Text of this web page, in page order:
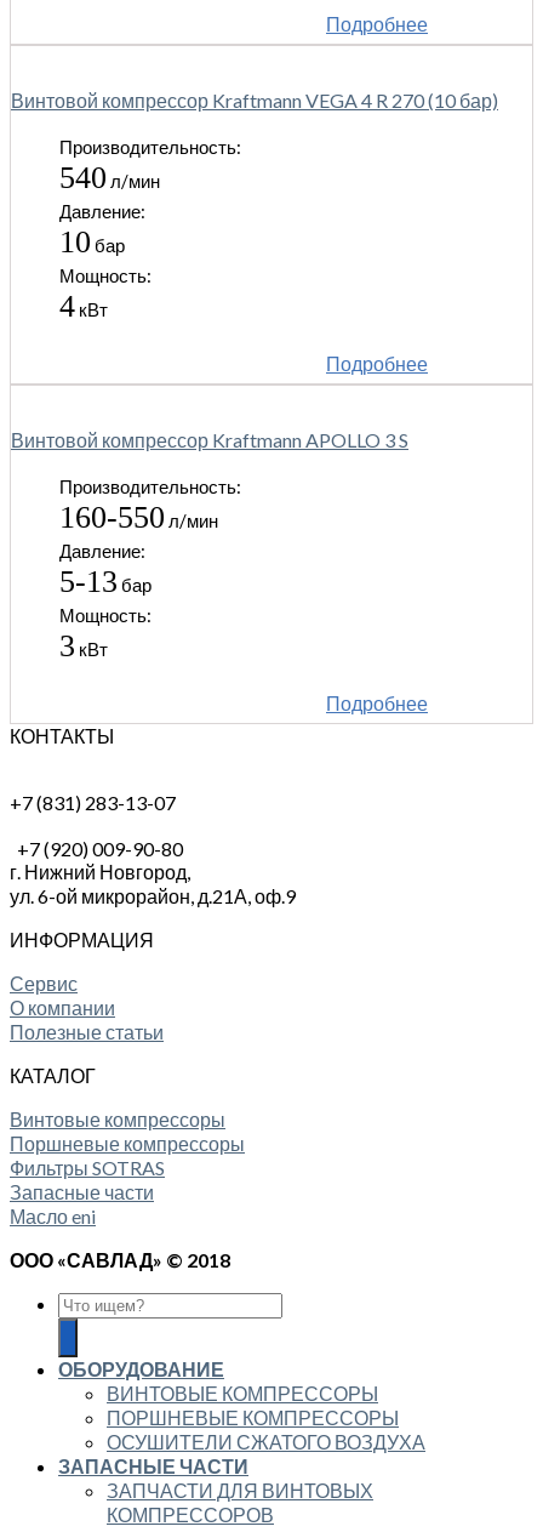
Подробнее
Винтовой компрессор Kraftmann VEGA 4 R 270 (10 бар)
Производительность:
540 л/мин
Давление:
10 бар
Мощность:
4 кВт
Подробнее
Винтовой компрессор Kraftmann APOLLO 3 S
Производительность:
160-550 л/мин
Давление:
5-13 бар
Мощность:
3 кВт
Подробнее
КОНТАКТЫ
+7 (831) 283-13-07
+7 (920) 009-90-80
г. Нижний Новгород,
ул. 6-ой микрорайон, д.21А, оф.9
ИНФОРМАЦИЯ
Сервис
О компании
Полезные статьи
КАТАЛОГ
Винтовые компрессоры
Поршневые компрессоры
Фильтры SOTRAS
Запасные части
Масло eni
ООО «САВЛАД» © 2018
ОБОРУДОВАНИЕ
ВИНТОВЫЕ КОМПРЕССОРЫ
ПОРШНЕВЫЕ КОМПРЕССОРЫ
ОСУШИТЕЛИ СЖАТОГО ВОЗДУХА
ЗАПАСНЫЕ ЧАСТИ
ЗАПЧАСТИ ДЛЯ ВИНТОВЫХ
КОМПРЕССОРОВ